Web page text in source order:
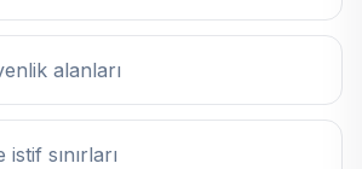
alanları
sınırları